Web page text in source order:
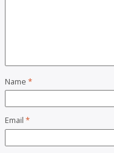
Name *
Email *